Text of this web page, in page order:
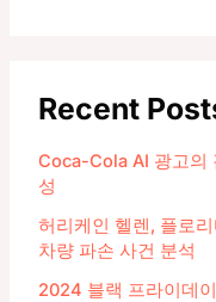
Recent
Coca-Cola AI 광고의
성
허리케인 헬렌, 플로
차량 파손 사건 분석
2024 블랙 프라이데